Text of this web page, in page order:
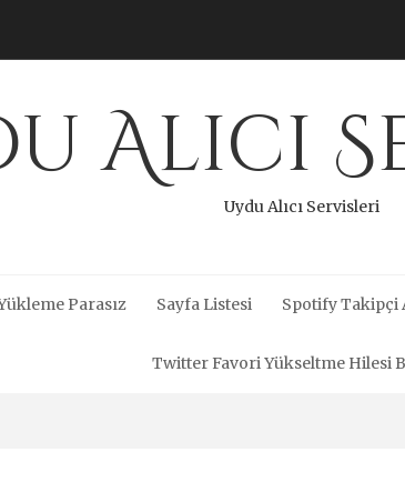
Alıcı
Uydu Alıcı Servisleri
Parasız Sayfa Listesi Spotify Takipçi
Twitter Favori Yükseltme Hilesi